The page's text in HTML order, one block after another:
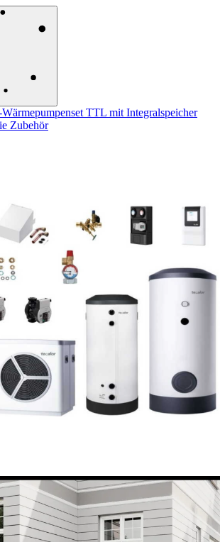
TTL mit Integralspeicher
Zubehör